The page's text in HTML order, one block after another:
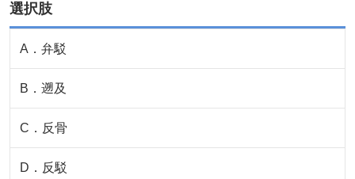
選択肢
A ． 弁駁
B ． 遡及
C ． 反骨
D ． 反駁